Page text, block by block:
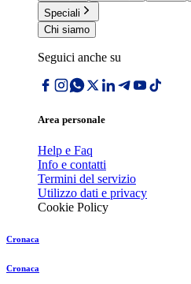
Speciali
Chi siamo
Seguici anche su
Area personale
Help e Faq
Info e contatti
Termini del servizio
Utilizzo dati e privacy
Cookie Policy
Cronaca
Cronaca